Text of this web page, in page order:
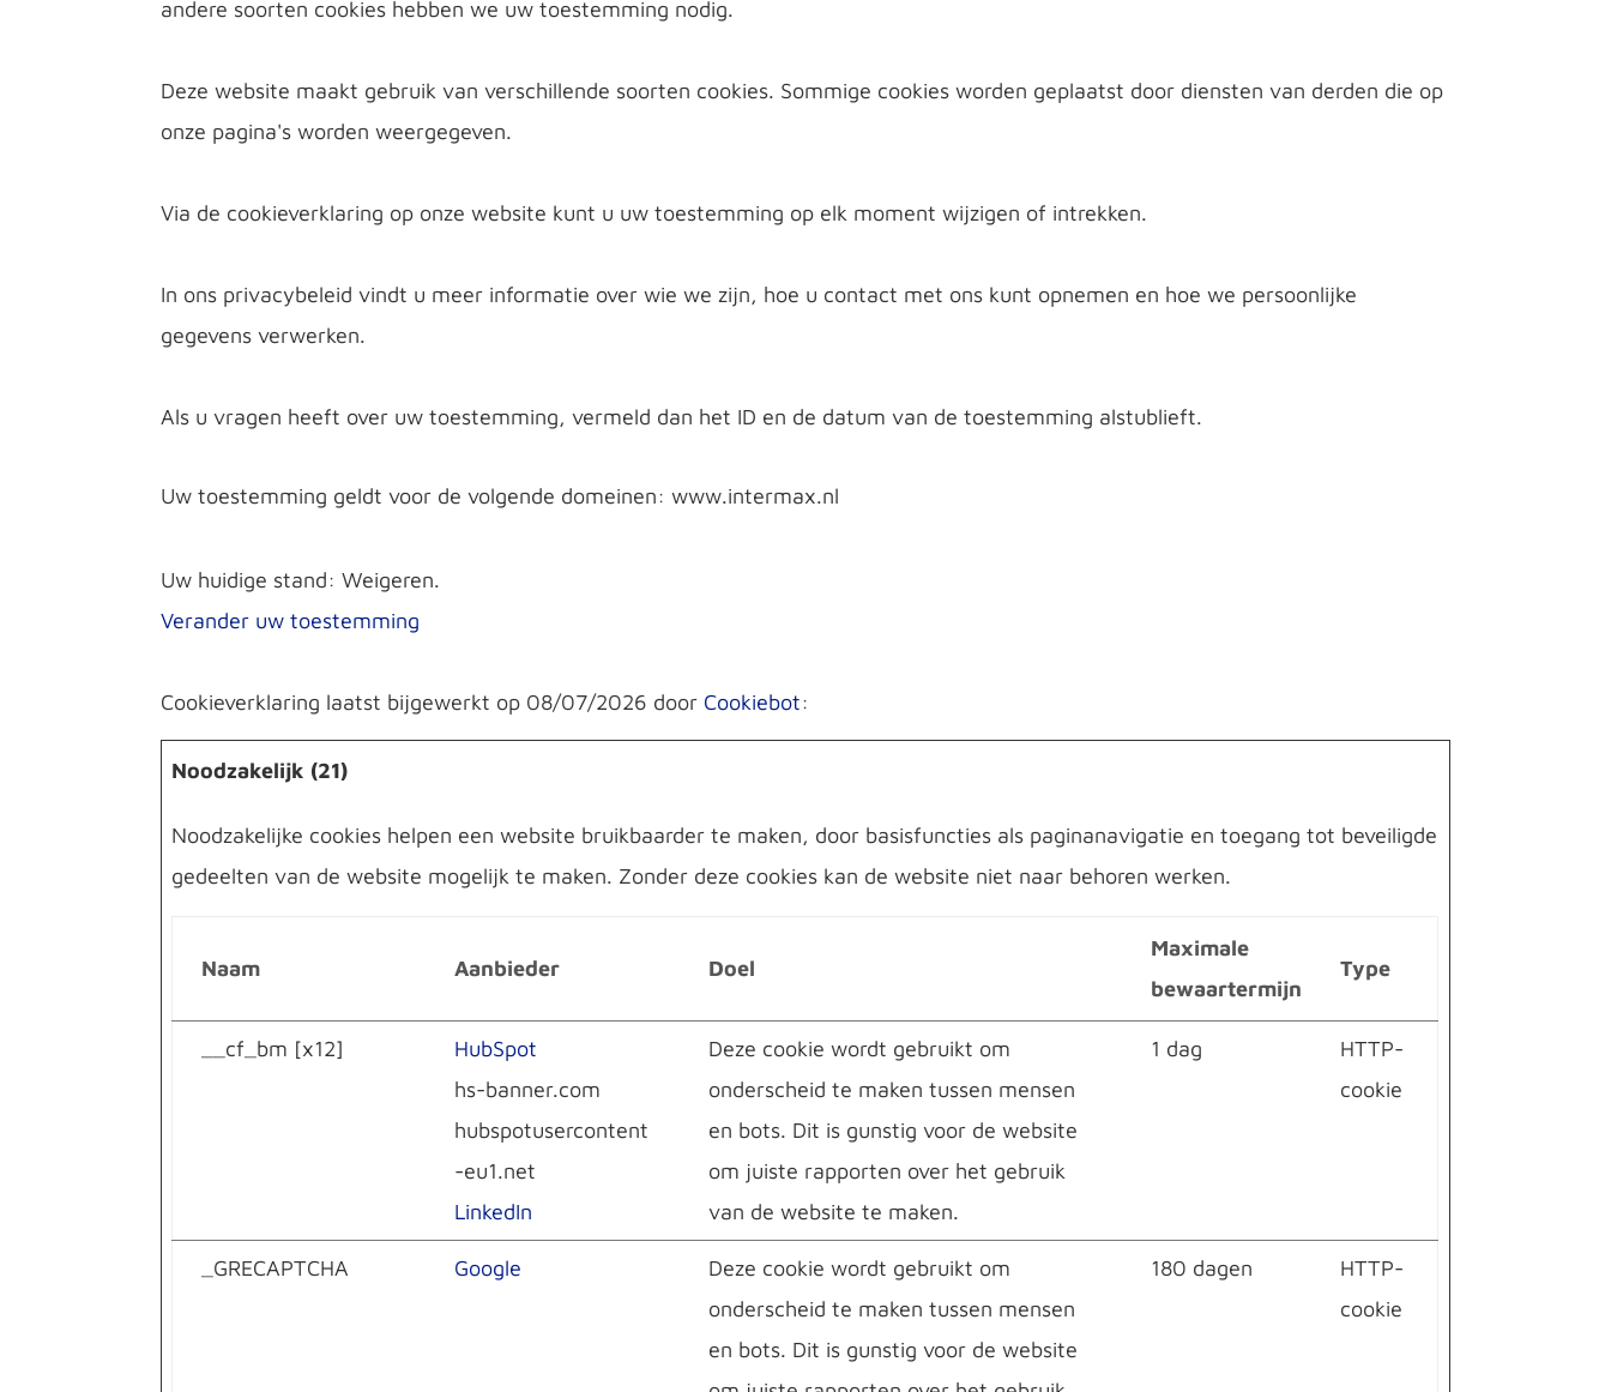
andere soorten cookies hebben we uw toestemming nodig.
Deze website maakt gebruik van verschillende soorten cookies. Sommige cookies worden geplaatst door diensten van derden die op
onze pagina's worden weergegeven.
Via de cookieverklaring op onze website kunt u uw toestemming op elk moment wijzigen of intrekken.
In ons privacybeleid vindt u meer informatie over wie we zijn, hoe u contact met ons kunt opnemen en hoe we persoonlijke
gegevens verwerken.
Als u vragen heeft over uw toestemming, vermeld dan het ID en de datum van de toestemming alstublieft.
Uw toestemming geldt voor de volgende domeinen: www.intermax.nl
Uw huidige stand: Weigeren.
Verander uw toestemming
Cookieverklaring laatst bijgewerkt op 08/07/2026 door Cookiebot:
Noodzakelijk (21)
Noodzakelijke cookies helpen een website bruikbaarder te maken, door basisfuncties als paginanavigatie en toegang tot beveiligde
gedeelten van de website mogelijk te maken. Zonder deze cookies kan de website niet naar behoren werken.
Naam Aanbieder Doel
Maximale
bewaartermijn
Type
__cf_bm [x12]
HubSpot
hs-banner.com
hubspotusercontent
-eu1.net
LinkedIn
Deze cookie wordt gebruikt om
onderscheid te maken tussen mensen
en bots. Dit is gunstig voor de website
om juiste rapporten over het gebruik
van de website te maken.
1 dag
HTTP-
cookie
_GRECAPTCHA Google
Deze cookie wordt gebruikt om
onderscheid te maken tussen mensen
en bots. Dit is gunstig voor de website
180 dagen
HTTP-
cookie